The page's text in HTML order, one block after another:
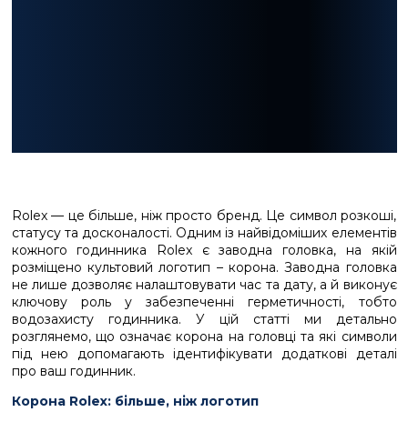
Rolex — це більше, ніж просто бренд. Це символ розкоші,
статусу та досконалості. Одним із найвідоміших елементів
кожного годинника Rolex є заводна головка, на якій
розміщено культовий логотип – корона. Заводна головка
не лише дозволяє налаштовувати час та дату, а й виконує
ключову роль у забезпеченні герметичності, тобто
водозахисту годинника. У цій статті ми детально
розглянемо, що означає корона на головці та які символи
під нею допомагають ідентифікувати додаткові деталі
про ваш годинник.
Корона Rolex: більше, ніж логотип